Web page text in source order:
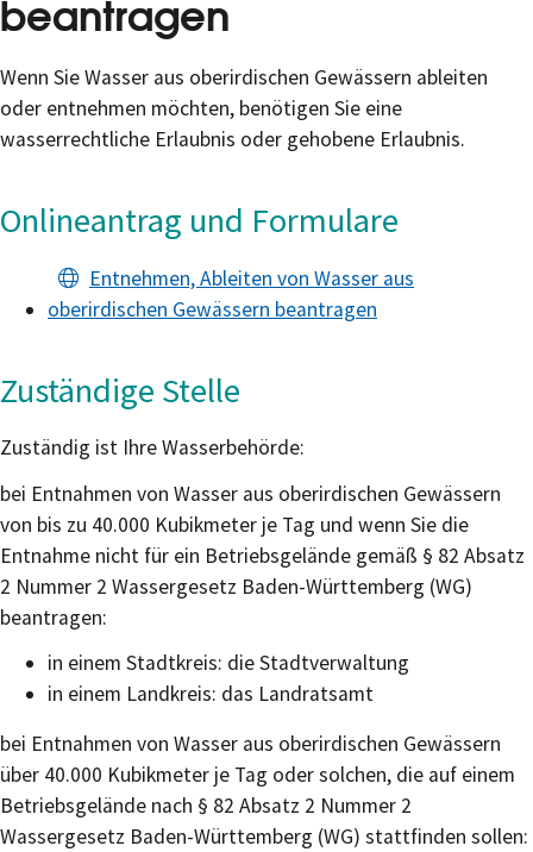
beantragen
Wenn Sie Wasser aus oberirdischen Gewässern ableiten
oder entnehmen möchten, benötigen Sie eine
wasserrechtliche Erlaubnis oder gehobene Erlaubnis.
Onlineantrag und Formulare
Entnehmen, Ableiten von Wasser aus
oberirdischen Gewässern beantragen
Zuständige Stelle
Zuständig ist Ihre Wasserbehörde:
bei Entnahmen von Wasser aus oberirdischen Gewässern
von bis zu 40.000 Kubikmeter je Tag und wenn Sie die
Entnahme nicht für ein Betriebsgelände gemäß § 82 Absatz
2 Nummer 2 Wassergesetz Baden-Württemberg (WG)
beantragen:
in einem Stadtkreis: die Stadtverwaltung
in einem Landkreis: das Landratsamt
bei Entnahmen von Wasser aus oberirdischen Gewässern
über 40.000 Kubikmeter je Tag oder solchen, die auf einem
Betriebsgelände nach § 82 Absatz 2 Nummer 2
Wassergesetz Baden-Württemberg (WG) stattfinden sollen: